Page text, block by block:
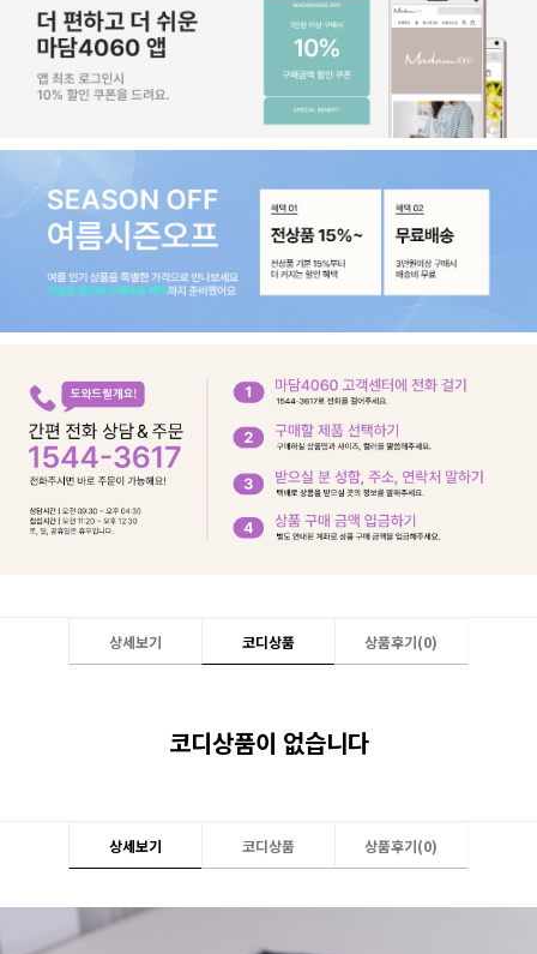
상세보기 코디상품 상품후기(0)
코디상품이 없습니다
상세보기 코디상품 상품후기(0)